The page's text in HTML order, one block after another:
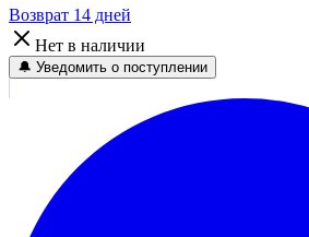
Возврат 14 дней
Нет в наличии
🔔 Уведомить о поступлении